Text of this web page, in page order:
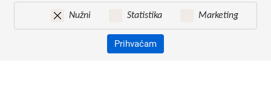
Mapa weba
Nužni Statistika Marketing
Prihvaćam